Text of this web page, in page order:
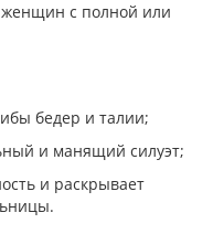
женщин с полной или
бедер и талии;
и манящий силуэт;
и раскрывает